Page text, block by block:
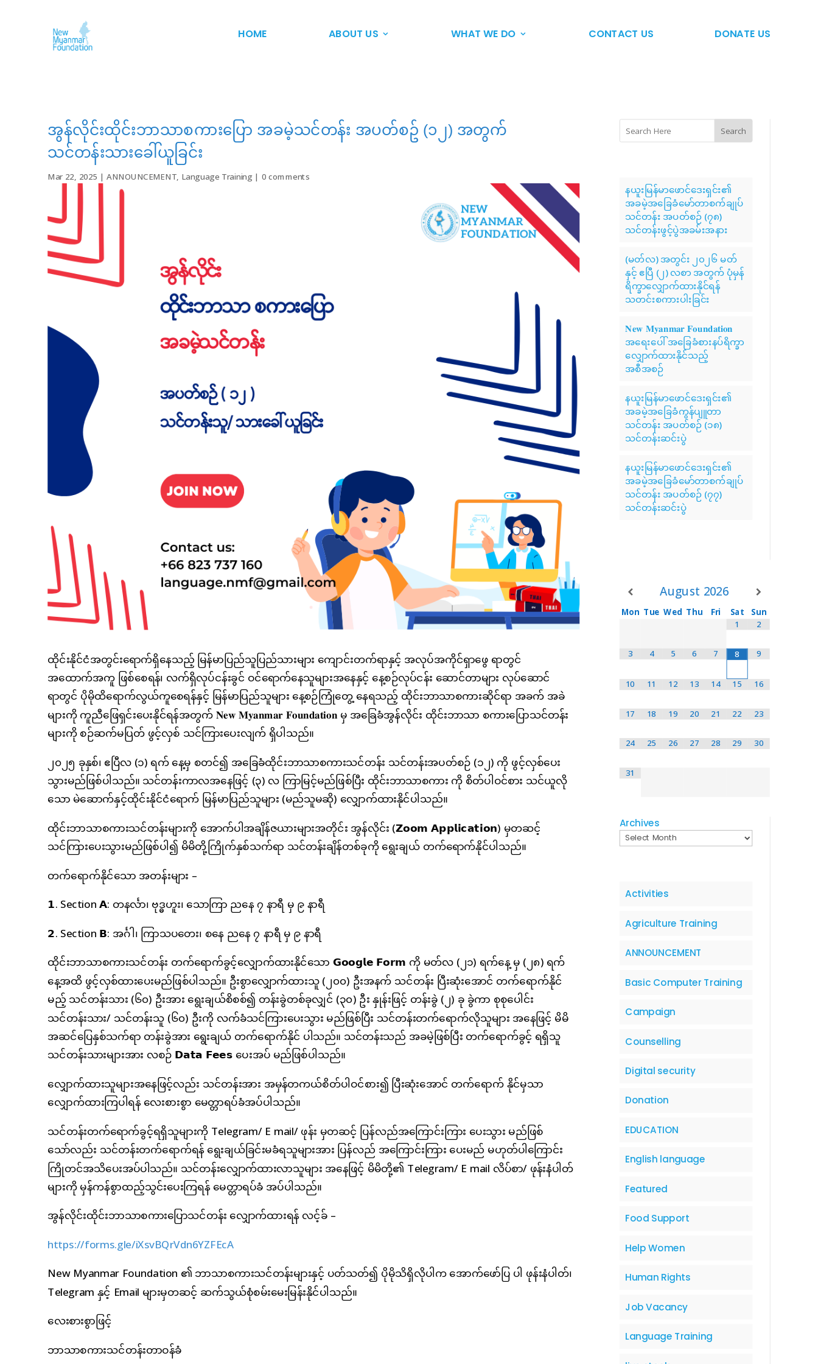
HOME ABOUT US WHAT WE DO CONTACT US DONATE US
အွန်လိုင်းထိုင်းဘာသာစကားပြော အခမဲ့သင်တန်း အပတ်စဥ် (၁၂) အတွက်
သင်တန်းသားခေါ်ယူခြင်း
Mar 22, 2025 |ANNOUNCEMENT, Language Training| 0 comments
ထိုင်းနိုင်ငံအတွင်းရောက်ရှိနေသည့် မြန်မာပြည်သူပြည်သားများ ကျောင်းတက်ရာနှင့် အလုပ်အကိုင်ရှာဖွေ ရာတွင်
အထောက်အကူ ဖြစ်စေရန်၊ လက်ရှိလုပ်ငန်းခွင် ဝင်ရောက်နေသူများအနေနှင့် နေ့စဉ်လုပ်ငန်း ဆောင်တာများ လုပ်ဆောင်
ရာတွင် ပိုမိုထိရောက်လွယ်ကူစေရန်နှင့် မြန်မာပြည်သူများ နေ့စဉ်ကြုံတွေ့ နေရသည့် ထိုင်းဘာသာစကားဆိုင်ရာ အခက် အခဲ
များကို ကူညီဖြေရှင်းပေးနိုင်ရန်အတွက် 𝐍𝐞𝐰 𝐌𝐲𝐚𝐧𝐦𝐚𝐫 𝐅𝐨𝐮𝐧𝐝𝐚𝐭𝐢𝐨𝐧 မှ အခြေခံအွန်လိုင်း ထိုင်းဘာသာ စကားပြောသင်တန်း
များကို စဉ်ဆက်မပြတ် ဖွင့်လှစ် သင်ကြားပေးလျက် ရှိပါသည်။
၂၀၂၅ ခုနှစ်၊ ဧပြီလ (၁) ရက် နေ့မှ စတင်၍ အခြေခံထိုင်းဘာသာစကားသင်တန်း သင်တန်းအပတ်စဉ် (၁၂) ကို ဖွင့်လှစ်ပေး
သွားမည်ဖြစ်ပါသည်။ သင်တန်းကာလအနေဖြင့် (၃) လ ကြာမြင့်မည်ဖြစ်ပြီး ထိုင်းဘာသာစကား ကို စိတ်ပါဝင်စား သင်ယူလို
သော မဲဆောက်နှင့်ထိုင်းနိုင်ငံရောက် မြန်မာပြည်သူများ (မည်သူမဆို) လျှောက်ထားနိုင်ပါသည်။
ထိုင်းဘာသာစကားသင်တန်းများကို အောက်ပါအချိန်ဇယားများအတိုင်း အွန်လိုင်း (𝗭𝗼𝗼𝗺 𝗔𝗽𝗽𝗹𝗶𝗰𝗮𝘁𝗶𝗼𝗻) မှတဆင့်
သင်ကြားပေးသွားမည်ဖြစ်ပါ၍ မိမိတို့ကြိုက်နှစ်သက်ရာ သင်တန်းချိန်တစ်ခုကို ရွေးချယ် တက်ရောက်နိုင်ပါသည်။
တက်ရောက်နိုင်သော အတန်းများ –
𝟭. Section 𝗔: တနင်္လာ၊ ဗုဒ္ဓဟူး၊ သောကြာ ညနေ ၇ နာရီ မှ ၉ နာရီ
𝟮. Section 𝗕: အင်္ဂါ၊ ကြာသပတေး၊ စနေ ညနေ ၇ နာရီ မှ ၉ နာရီ
ထိုင်းဘာသာစကားသင်တန်း တက်ရောက်ခွင့်လျှောက်ထားနိုင်သော 𝗚𝗼𝗼𝗴𝗹𝗲 𝗙𝗼𝗿𝗺 ကို မတ်လ (၂၁) ရက်နေ့ မှ (၂၈) ရက်
နေ့အထိ ဖွင့်လှစ်ထားပေးမည်ဖြစ်ပါသည်။ ဦးစွာလျှောက်ထားသူ (၂၀၀) ဦးအနက် သင်တန်း ပြီးဆုံးအောင် တက်ရောက်နိုင်
မည့် သင်တန်းသား (၆၀) ဦးအား ရွေးချယ်စိစစ်၍ တန်းခွဲတစ်ခုလျှင် (၃၀) ဦး နှုန်းဖြင့် တန်းခွဲ (၂) ခု ခွဲကာ စုစုပေါင်း
သင်တန်းသား/ သင်တန်းသူ (၆၀) ဦးကို လက်ခံသင်ကြားပေးသွား မည်ဖြစ်ပြီး သင်တန်းတက်ရောက်လိုသူများ အနေဖြင့် မိမိ
အဆင်ပြေနှစ်သက်ရာ တန်းခွဲအား ရွေးချယ် တက်ရောက်နိုင် ပါသည်။ သင်တန်းသည် အခမဲ့ဖြစ်ပြီး တက်ရောက်ခွင့် ရရှိသူ
သင်တန်းသားများအား လစဉ် 𝗗𝗮𝘁𝗮 𝗙𝗲𝗲𝘀 ပေးအပ် မည်ဖြစ်ပါသည်။
လျှောက်ထားသူများအနေဖြင့်လည်း သင်တန်းအား အမှန်တကယ်စိတ်ပါဝင်စား၍ ပြီးဆုံးအောင် တက်ရောက် နိုင်မှသာ
လျှောက်ထားကြပါရန် လေးစားစွာ မေတ္တာရပ်ခံအပ်ပါသည်။
သင်တန်းတက်ရောက်ခွင့်ရရှိသူများကို Telegram/ E mail/ ဖုန်း မှတဆင့် ပြန်လည်အကြောင်းကြား ပေးသွား မည်ဖြစ်
သော်လည်း သင်တန်းတက်ရောက်ရန် ရွေးချယ်ခြင်းမခံရသူများအား ပြန်လည် အကြောင်းကြား ပေးမည် မဟုတ်ပါကြောင်း
ကြိုတင်အသိပေးအပ်ပါသည်။ သင်တန်းလျှောက်ထားလာသူများ အနေဖြင့် မိမိတို့၏ Telegram/ E mail လိပ်စာ/ ဖုန်းနံပါတ်
များကို မှန်ကန်စွာထည့်သွင်းပေးကြရန် မေတ္တာရပ်ခံ အပ်ပါသည်။
အွန်လိုင်းထိုင်းဘာသာစကားပြောသင်တန်း လျှောက်ထားရန် လင့်ခ် –
https://forms.gle/iXsvBQrVdn6YZFEcA
New Myanmar Foundation ၏ ဘာသာစကားသင်တန်းများနှင့် ပတ်သတ်၍ ပိုမိုသိရှိလိုပါက အောက်ဖော်ပြ ပါ ဖုန်းနံပါတ်၊
Telegram နှင့် Email များမှတဆင့် ဆက်သွယ်စုံစမ်းမေးမြန်းနိုင်ပါသည်။
လေးစားစွာဖြင့်
ဘာသာစကားသင်တန်းတာဝန်ခံ
Search
နယူးမြန်မာဖောင်ဒေးရှင်း၏
အခမဲ့အခြေခံမော်တာစက်ချုပ်
သင်တန်း အပတ်စဉ် (၇၈)
သင်တန်းဖွင့်ပွဲအခမ်းအနား
(မတ်လ) အတွင်း ၂၀၂၆ မတ်
နှင့် ဧပြီ (၂) လစာ အတွက် ပုံမှန်
ရိက္ခာလျှောက်ထားနိုင်ရန်
သတင်းစကားပါးခြင်း
𝐍𝐞𝐰 𝐌𝐲𝐚𝐧𝐦𝐚𝐫 𝐅𝐨𝐮𝐧𝐝𝐚𝐭𝐢𝐨𝐧
အရေးပေါ် အခြေခံစားနပ်ရိက္ခာ
လျှောက်ထားနိုင်သည့်
အစီအစဉ်
နယူးမြန်မာဖောင်ဒေးရှင်း၏
အခမဲ့အခြေခံကွန်ပျူတာ
သင်တန်း အပတ်စဉ် (၁၈)
သင်တန်းဆင်းပွဲ
နယူးမြန်မာဖောင်ဒေးရှင်း၏
အခမဲ့အခြေခံမော်တာစက်ချုပ်
သင်တန်း အပတ်စဉ် (၇၇)
သင်တန်းဆင်းပွဲ
August 2026
Mon Tue Wed Thu Fri Sat Sun
1 2
3 4 5 6 7 8 9
10 11 12 13 14 15 16
17 18 19 20 21 22 23
24 25 26 27 28 29 30
31
Archives
Activities
Agriculture Training
ANNOUNCEMENT
Basic Computer Training
Campaign
Counselling
Digital security
Donation
EDUCATION
English language
Featured
Food Support
Help Women
Human Rights
Job Vacancy
Language Training